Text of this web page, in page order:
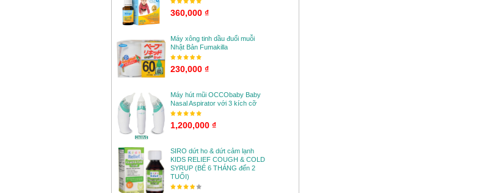
360,000 ₫
Máy xông tinh dầu đuổi muỗi
Nhật Bản Fumakilla
230,000 ₫
Máy hút mũi OCCObaby Baby
Nasal Aspirator với 3 kích cỡ
1,200,000 ₫
SIRO dứt ho & dứt cảm lạnh
KIDS RELIEF COUGH & COLD
SYRUP (BÉ 6 THÁNG đến 2
TUỔI)